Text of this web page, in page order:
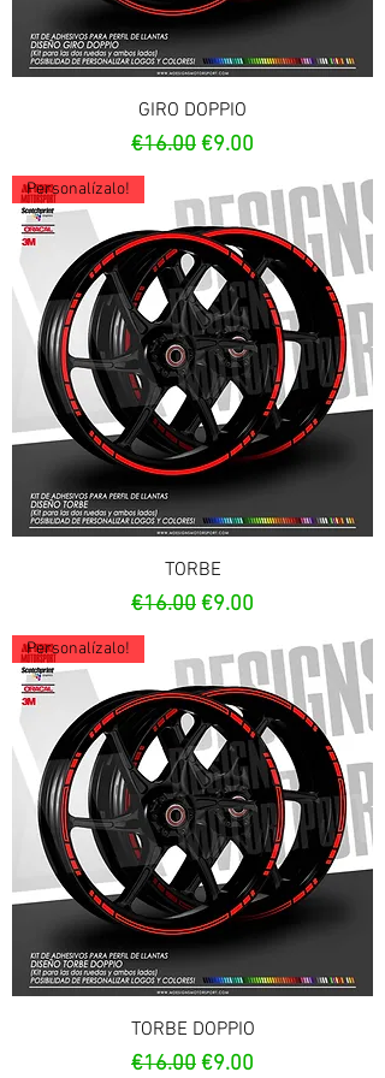
GIRO DOPPIO
Regular Price
€16.00Sale Price
€9.00
Personalízalo!
TORBE
Regular Price
€16.00Sale Price
€9.00
Personalízalo!
TORBE DOPPIO
Regular Price
€16.00Sale Price
€9.00